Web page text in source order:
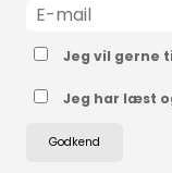
Jeg vil gerne
Jeg har læst
Godkend